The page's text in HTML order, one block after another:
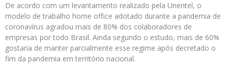
De acordo com um levantamento realizado pela Unentel, o
modelo de trabalho home office adotado durante a pandemia de
coronavírus agradou mais de 80% dos colaboradores de
empresas por todo Brasil. Ainda segundo o estudo, mais de 60%
gostaria de manter parcialmente esse regime após decretado o
fim da pandemia em território nacional.